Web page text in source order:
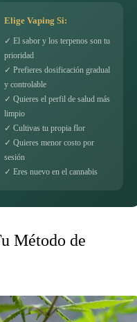
Elige Vaping Si:
✓ El sabor y los terpenos son tu
prioridad
✓ Prefieres dosificación gradual
y controlable
✓ Quieres el perfil de salud más
limpio
✓ Cultivas tu propia flor
✓ Quieres menor costo por
sesión
✓ Eres nuevo en el cannabis
Método de